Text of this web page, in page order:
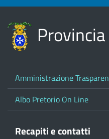
Amministrazione
Albo Pretorio On Line
Recapiti e contatti